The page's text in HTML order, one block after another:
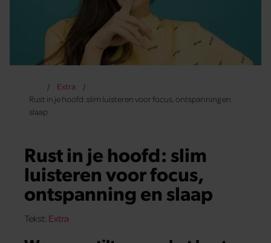
Extra
Rust in je hoofd: slim luisteren voor focus, ontspanning en
slaap
Rust in je hoofd: slim
luisteren voor focus,
ontspanning en slaap
Tekst: Extra